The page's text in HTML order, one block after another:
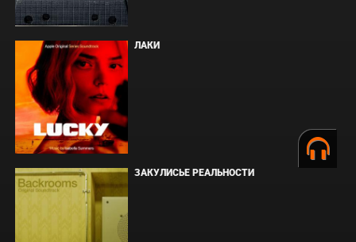
ЛАКИ
ЗАКУЛИСЬЕ РЕАЛЬНОСТИ